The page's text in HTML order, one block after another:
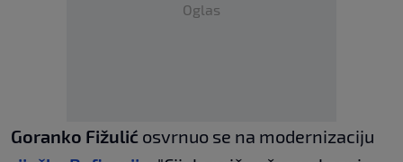
Oglas
Goranko Fižulić osvrnuo se na modernizaciju